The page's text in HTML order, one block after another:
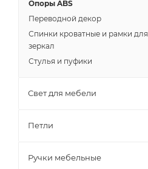
Опоры ABS
Переводной декор
Спинки кроватные и рамки для
зеркал
Стулья и пуфики
Свет для мебели
Петли
Ручки мебельные